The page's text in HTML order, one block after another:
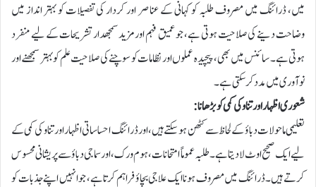
میں، ڈرائنگ میں مصروف طلبہ کو کہانی کے عناصر اور کردار کی تفصیلات کو بہتر انداز میں
وضاحت دینے کی صلاحیت ہوتی ہے، جو عمیق فہم اور مزید سمجھدار تشریحات کے لیے منفرد
ہوتی ہے۔ سائنس میں بھی، پیچیدہ عملوں اور نظامات کو سوچنے کی صلاحیت علم کو بہتر سمجھنے اور
نوآوری میں مدد کر سکتی ہے۔
شعوری اظہار اور تناو کی کمی کو بڑھانا :
تعلیمی ماحولات دباؤ کے لحاظ سے کٹھن ہو سکتے ہیں، اور ڈرائنگ احساساتی اظہار اور تناو کی کمی کے
لیے ایک صحیح اوٹ لا دیتا ہے۔ طلبہ عموماً امتحانات، ہوم ورک، اور سماجی دباؤ سے پریشانی محسوس
کرتے ہیں۔ ڈرائنگ میں مصروف ہونا ایک علاجی بچاؤ فراہم کرتا ہے، جو انہیں اپنے جذبات کو